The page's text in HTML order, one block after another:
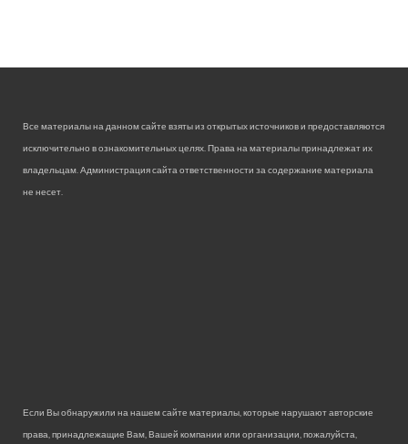
Все материалы на данном сайте взяты из открытых источников и предоставляются
исключительно в ознакомительных целях. Права на материалы принадлежат их
владельцам. Администрация сайта ответственности за содержание материала
не несет.
Если Вы обнаружили на нашем сайте материалы, которые нарушают авторские
права, принадлежащие Вам, Вашей компании или организации, пожалуйста,